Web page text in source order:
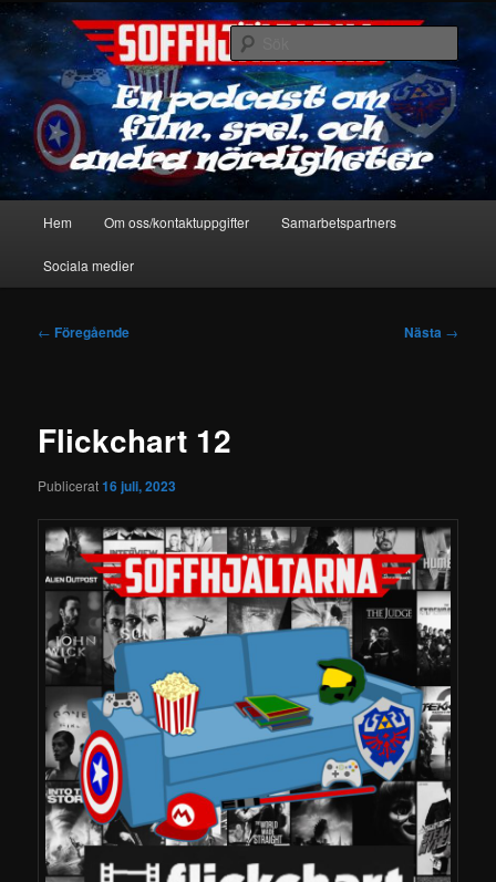
Hoppa
primärt
innehållSoffhjältarna
En podcast om film, spel & andra nördigheter
Sök
Hem Om oss/kontaktuppgifter Samarbetspartners
Sociala medier
Inläggsnavigering
← Föregående Nästa →
Flickchart 12
Publicerat16 juli, 2023